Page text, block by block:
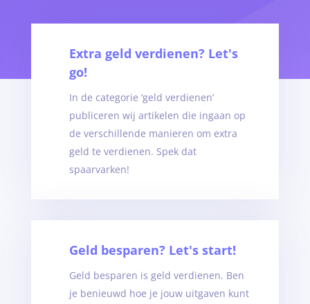
Extra geld verdienen? Let's
go!
In de categorie ‘geld verdienen’
publiceren wij artikelen die ingaan op
de verschillende manieren om extra
geld te verdienen. Spek dat
spaarvarken!
Geld besparen? Let's start!
Geld besparen is geld verdienen. Ben
je benieuwd hoe je jouw uitgaven kunt